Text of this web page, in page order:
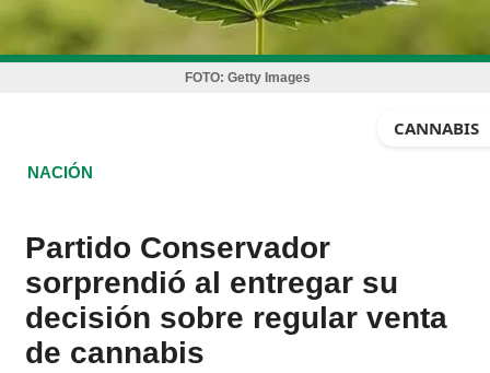
FOTO: Getty Images
CANNABIS
NACIÓN
Partido Conservador
sorprendió al entregar su
decisión sobre regular venta
de cannabis